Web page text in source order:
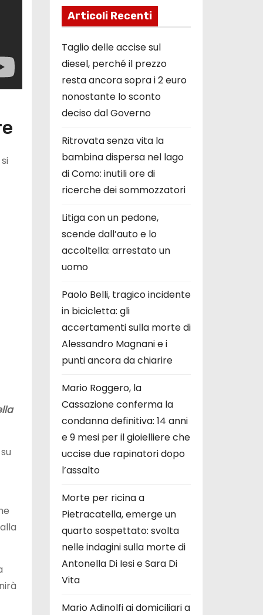
Articoli Recenti
Taglio delle accise sul
diesel, perché il prezzo
resta ancora sopra i 2 euro
nonostante lo sconto
deciso dal Governo
Ritrovata senza vita la
bambina dispersa nel lago
di Como: inutili ore di
ricerche dei sommozzatori
Litiga con un pedone,
scende dall’auto e lo
accoltella: arrestato un
uomo
Paolo Belli, tragico incidente
in bicicletta: gli
accertamenti sulla morte di
Alessandro Magnani e i
punti ancora da chiarire
Mario Roggero, la
Cassazione conferma la
condanna definitiva: 14 anni
e 9 mesi per il gioielliere che
uccise due rapinatori dopo
l’assalto
Morte per ricina a
Pietracatella, emerge un
quarto sospettato: svolta
nelle indagini sulla morte di
Antonella Di Iesi e Sara Di
Vita
Mario Adinolfi ai domiciliari a